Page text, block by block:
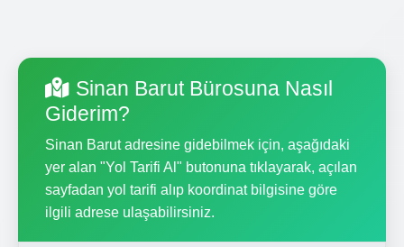
Sinan Barut Bürosuna Nasıl
Giderim?
Sinan Barut adresine gidebilmek için, aşağıdaki
yer alan "Yol Tarifi Al" butonuna tıklayarak, açılan
sayfadan yol tarifi alıp koordinat bilgisine göre
ilgili adrese ulaşabilirsiniz.